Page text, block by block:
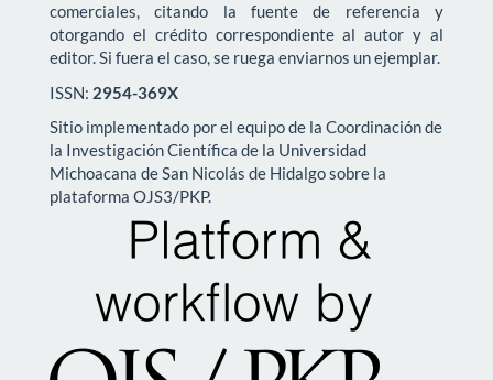
comerciales, citando la fuente de referencia y
otorgando el crédito correspondiente al autor y al
editor. Si fuera el caso, se ruega enviarnos un ejemplar.
ISSN: 2954-369X
Sitio implementado por el equipo de la Coordinación de
la Investigación Científica de la Universidad
Michoacana de San Nicolás de Hidalgo sobre la
plataforma OJS3/PKP.